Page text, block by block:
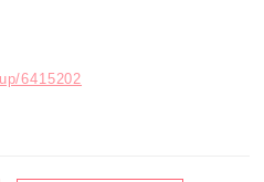
6415202